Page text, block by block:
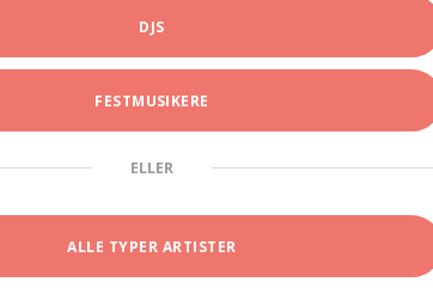
DJS
FESTMUSIKERE
ELLER
ALLE TYPER ARTISTER